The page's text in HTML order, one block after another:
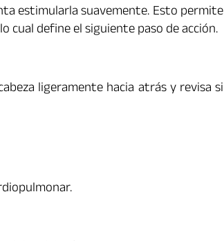
estimularla suavemente. Esto permite
cual define el siguiente paso de acción.
ligeramente hacia atrás y revisa si